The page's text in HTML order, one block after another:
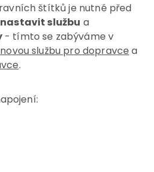
štítků je nutné před
nastavit službu a
- tímto se zabýváme v
službu pro dopravce a
.